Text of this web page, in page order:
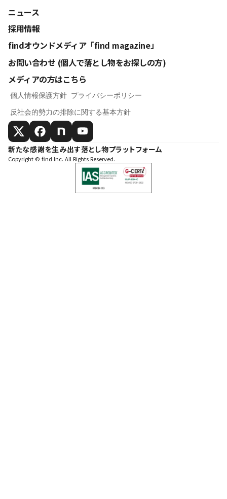
ニュース
採用情報
findオウンドメディア「find magazine」
お問い合わせ (個人で落とし物をお探しの方)
メディアの方はこちら
個人情報保護方針 プライバシーポリシー
反社会的勢力の排除に関する基本方針
新たな感謝を生み出す落とし物プラットフォーム
Copyright © find Inc. All Rights Reserved.